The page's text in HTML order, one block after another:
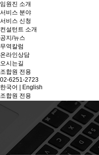
임원진 소개
서비스 분야
서비스 신청
컨설턴트 소개
공지/뉴스
무역칼럼
온라인상담
오시는길
조합원 전용
02-6251-2723
한국어
English
조합원 전용